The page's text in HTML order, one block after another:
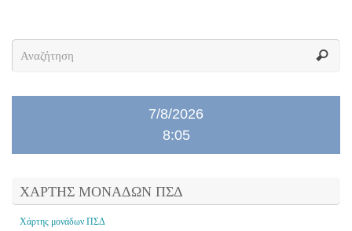
7/8/2026
8:05
ΧΑΡΤΗΣ ΜΟΝΑΔΩΝ ΠΣΔ
Χάρτης μονάδων ΠΣΔ